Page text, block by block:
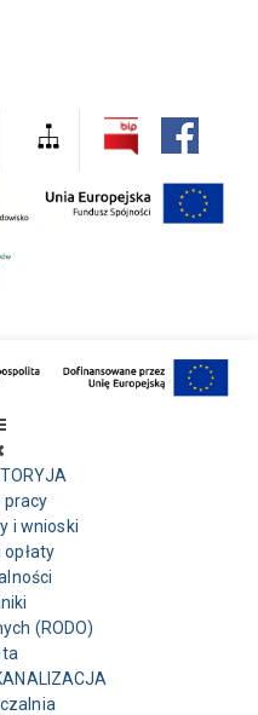
i wnioski
(RODO)